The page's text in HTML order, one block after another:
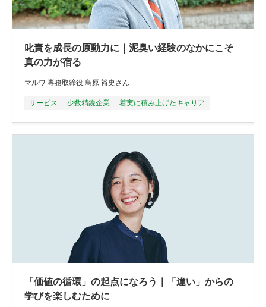
叱責を成長の原動力に｜泥臭い経験のなかにこそ
真の力が宿る
マルワ 専務取締役 鳥原 裕史さん
サービス 少数精鋭企業 着実に積み上げたキャリア
「価値の循環」の起点になろう｜「違い」からの
学びを楽しむために